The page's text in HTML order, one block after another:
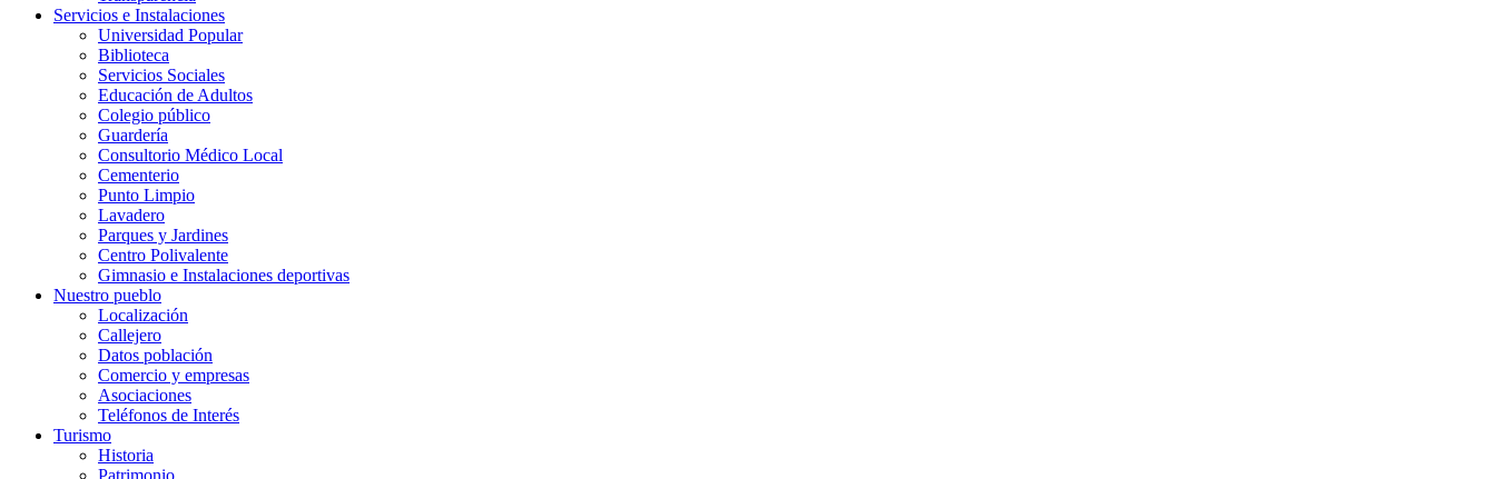
Servicios e Instalaciones
Universidad Popular
Biblioteca
Servicios Sociales
Educación de Adultos
Colegio público
Guardería
Consultorio Médico Local
Cementerio
Punto Limpio
Lavadero
Parques y Jardines
Centro Polivalente
Gimnasio e Instalaciones deportivas
Nuestro pueblo
Localización
Callejero
Datos población
Comercio y empresas
Asociaciones
Teléfonos de Interés
Turismo
Historia
Patrimonio